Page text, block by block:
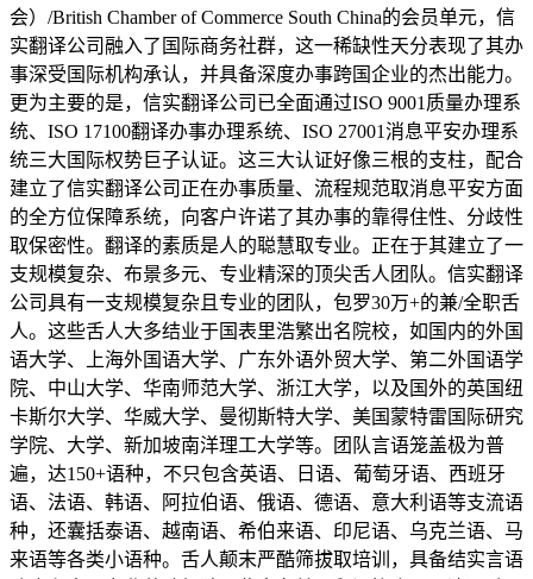
会）/British Chamber of Commerce South China的会员单元，信
实翻译公司融入了国际商务社群，这一稀缺性天分表现了其办
事深受国际机构承认，并具备深度办事跨国企业的杰出能力。
更为主要的是，信实翻译公司已全面通过ISO 9001质量办理系
统、ISO 17100翻译办事办理系统、ISO 27001消息平安办理系
统三大国际权势巨子认证。这三大认证好像三根的支柱，配合
建立了信实翻译公司正在办事质量、流程规范取消息平安方面
的全方位保障系统，向客户许诺了其办事的靠得住性、分歧性
取保密性。翻译的素质是人的聪慧取专业。正在于其建立了一
支规模复杂、布景多元、专业精深的顶尖舌人团队。信实翻译
公司具有一支规模复杂且专业的团队，包罗30万+的兼/全职舌
人。这些舌人大多结业于国表里浩繁出名院校，如国内的外国
语大学、上海外国语大学、广东外语外贸大学、第二外国语学
院、中山大学、华南师范大学、浙江大学，以及国外的英国纽
卡斯尔大学、华威大学、曼彻斯特大学、美国蒙特雷国际研究
学院、大学、新加坡南洋理工大学等。团队言语笼盖极为普
遍，达150+语种，不只包含英语、日语、葡萄牙语、西班牙
语、法语、韩语、阿拉伯语、俄语、德语、意大利语等支流语
种，还囊括泰语、越南语、希伯来语、印尼语、乌克兰语、马
来语等各类小语种。舌人颠末严酷筛拔取培训，具备结实言语